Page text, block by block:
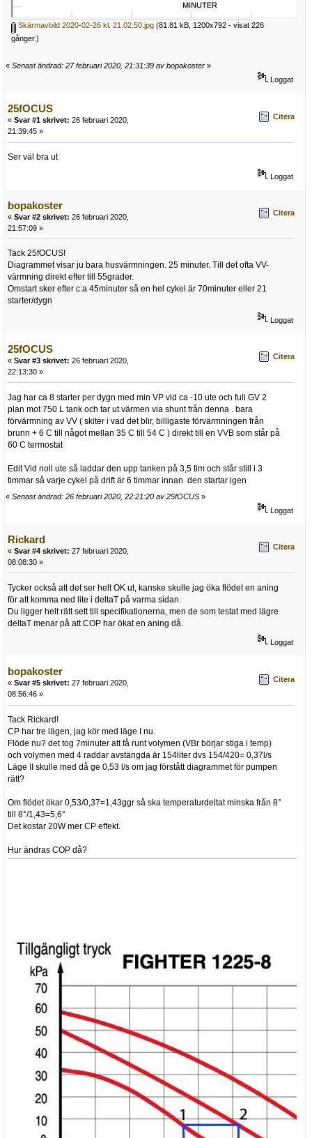
Skärmavbild 2020-02-26 kl. 21.02.50.jpg (81.81 kB, 1200x792 - visat 226
gånger.)
« Senast ändrad: 27 februari 2020, 21:31:39 av bopakoster »
Loggat
25fOCUS
« Svar #1 skrivet: 26 februari 2020,
21:39:45 »
Citera
Ser väl bra ut
Loggat
bopakoster
« Svar #2 skrivet: 26 februari 2020,
21:57:09 »
Citera
Tack 25fOCUS!
Diagrammet visar ju bara husvärmningen. 25 minuter. Till det ofta VV-
värmning direkt efter till 55grader.
Omstart sker efter c:a 45minuter så en hel cykel är 70minuter eller 21
starter/dygn
Loggat
25fOCUS
« Svar #3 skrivet: 26 februari 2020,
22:13:30 »
Citera
Jag har ca 8 starter per dygn med min VP vid ca -10 ute och full GV 2
plan mot 750 L tank och tar ut värmen via shunt från denna . bara
förvärmning av VV ( skiter i vad det blir, billigaste förvärmningen från
brunn + 6 C till något mellan 35 C till 54 C ) direkt till en VVB som står på
60 C termostat
Edit Vid noll ute så laddar den upp tanken på 3,5 tim och står still i 3
timmar så varje cykel på drift är 6 timmar innan den startar igen
« Senast ändrad: 26 februari 2020, 22:21:20 av 25fOCUS »
Loggat
Rickard
« Svar #4 skrivet: 27 februari 2020,
08:08:30 »
Citera
Tycker också att det ser helt OK ut, kanske skulle jag öka flödet en aning
för att komma ned lite i deltaT på varma sidan.
Du ligger helt rätt sett till specifikationerna, men de som testat med lägre
deltaT menar på att COP har ökat en aning då.
Loggat
bopakoster
« Svar #5 skrivet: 27 februari 2020,
08:56:46 »
Citera
Tack Rickard!
CP har tre lägen, jag kör med läge I nu.
Flöde nu? det tog 7minuter att få runt volymen (VBr börjar stiga i temp)
och volymen med 4 raddar avstängda är 154liter dvs 154/420= 0,37l/s
Läge II skulle med då ge 0,53 l/s om jag förstått diagrammet för pumpen
rätt?
Om flödet ökar 0,53/0,37=1,43ggr så ska temperaturdeltat minska från 8°
till 8°/1,43=5,6°
Det kostar 20W mer CP effekt.
Hur ändras COP då?